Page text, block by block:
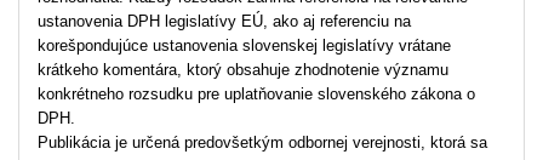
ustanovenia DPH legislatívy EÚ, ako aj referenciu na
korešpondujúce ustanovenia slovenskej legislatívy vrátane
krátkeho komentára, ktorý obsahuje zhodnotenie významu
konkrétneho rozsudku pre uplatňovanie slovenského zákona o
DPH.
Publikácia je určená predovšetkým odbornej verejnosti, ktorá sa